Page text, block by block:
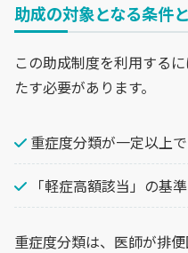
助成の対象となる条件
この助成制度を利用する
たす必要があります。
重症度分類が一定以上
「軽症高額該当」の基
重症度分類は、医師が排